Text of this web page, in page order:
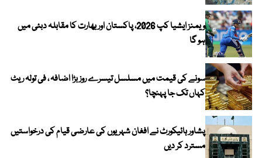
ویمنز ایشیا کپ 2026، پاکستان اور بھارت کا مقابلہ دبئی میں
ہو گا
سونے کی قیمت میں مسلسل تیسرے روز بڑا اضافہ ، فی تولہ ریٹ
کہاں تک جا پہنچا؟
پشاور ہائیکورٹ نے افغان شہریوں کی عارضی قیام کی درخواستیں
مسترد کر دیں